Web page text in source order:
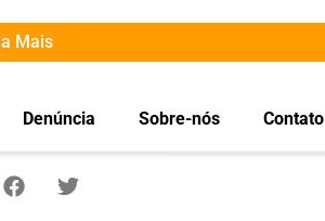
Mais
Denúncia Sobre-nós Contato